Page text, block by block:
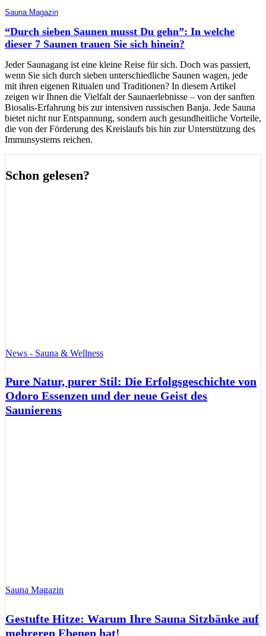
Sauna Magazin
“Durch sieben Saunen musst Du gehn”: In welche
dieser 7 Saunen trauen Sie sich hinein?
Jeder Saunagang ist eine kleine Reise für sich. Doch was passiert,
wenn Sie sich durch sieben unterschiedliche Saunen wagen, jede
mit ihren eigenen Ritualen und Traditionen? In diesem Artikel
zeigen wir Ihnen die Vielfalt der Saunaerlebnisse – von der sanften
Biosalis-Erfahrung bis zur intensiven russischen Banja. Jede Sauna
bietet nicht nur Entspannung, sondern auch gesundheitliche Vorteile,
die von der Förderung des Kreislaufs bis hin zur Unterstützung des
Immunsystems reichen.
Schon gelesen?
News - Sauna & Wellness
Pure Natur, purer Stil: Die Erfolgsgeschichte von
Odoro Essenzen und der neue Geist des
Saunierens
Sauna Magazin
Gestufte Hitze: Warum Ihre Sauna Sitzbänke auf
mehreren Ebenen hat!